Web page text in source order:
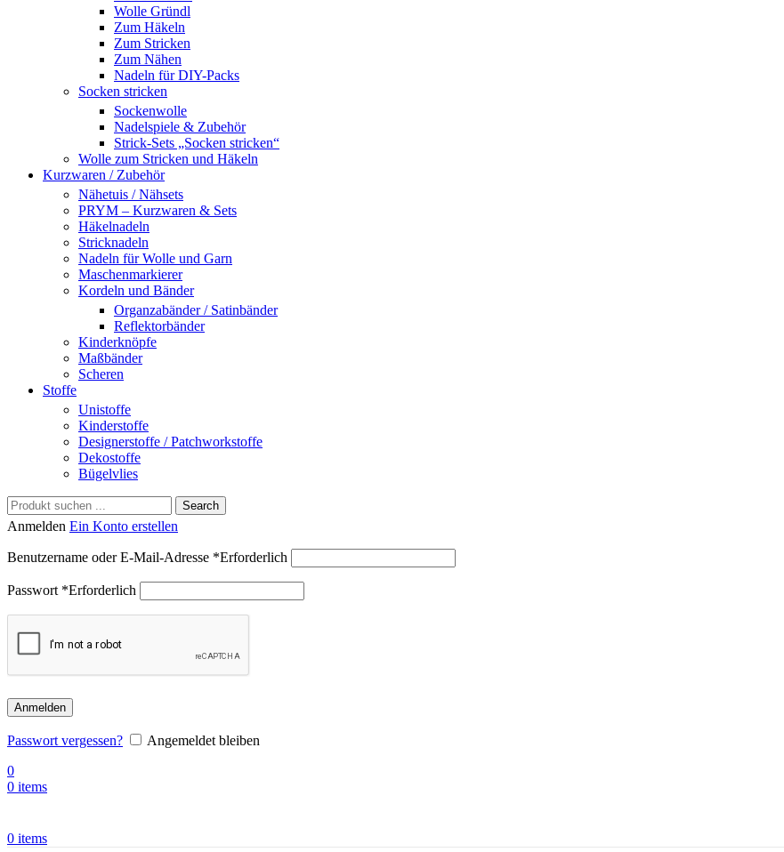
Wolle Gründl
Zum Häkeln
Zum Stricken
Zum Nähen
Nadeln für DIY-Packs
Socken stricken
Sockenwolle
Nadelspiele & Zubehör
Strick-Sets „Socken stricken“
Wolle zum Stricken und Häkeln
Kurzwaren / Zubehör
Nähetuis / Nähsets
PRYM – Kurzwaren & Sets
Häkelnadeln
Stricknadeln
Nadeln für Wolle und Garn
Maschenmarkierer
Kordeln und Bänder
Organzabänder / Satinbänder
Reflektorbänder
Kinderknöpfe
Maßbänder
Scheren
Stoffe
Unistoffe
Kinderstoffe
Designerstoffe / Patchworkstoffe
Dekostoffe
Bügelvlies
Search
Anmelden Ein Konto erstellen
Benutzername oder E-Mail-Adresse *Erforderlich
Passwort *Erforderlich
Anmelden
Passwort vergessen?
Angemeldet bleiben
0
0 items
0 items